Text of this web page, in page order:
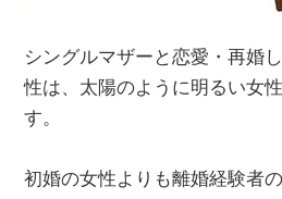
シングルマザーと恋愛・再婚
性は、太陽のように明るい女
す。
初婚の女性よりも離婚経験者